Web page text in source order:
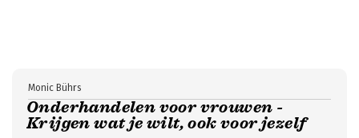
Onderhandelen voor vrouwen -
Krijgen wat je wilt, ook voor jezelf
Monic Bührs